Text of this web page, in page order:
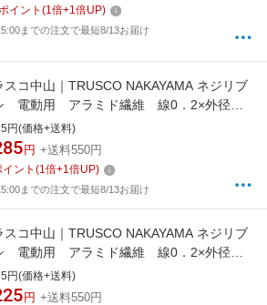
イント (1倍+1倍UP)
までの注文で最短8/13お届け
スコ中山｜TRUSCO NAKAYAMA ネジリブ
電動用 アラミド繊維 線0．2×外径
軸φ6 TB5741
円(価格+送料)
円 +送料550円
イント (1倍+1倍UP)
までの注文で最短8/13お届け
スコ中山｜TRUSCO NAKAYAMA ネジリブ
電動用 アラミド繊維 線0．2×外径
軸φ6 TB5742
円(価格+送料)
円 +送料550円